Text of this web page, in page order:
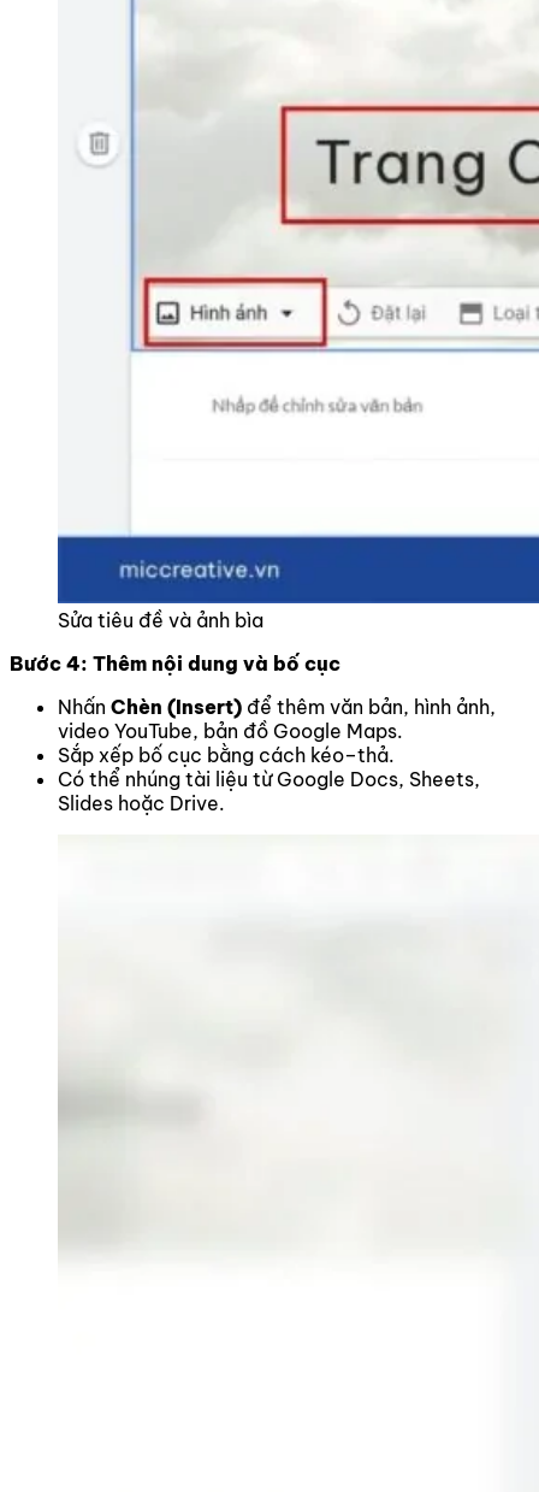
Sửa tiêu đề và ảnh bìa
Bước 4: Thêm nội dung và bố cục
Nhấn Chèn (Insert) để thêm văn bản, hình ảnh,
video YouTube, bản đồ Google Maps.
Sắp xếp bố cục bằng cách kéo–thả.
Có thể nhúng tài liệu từ Google Docs, Sheets,
Slides hoặc Drive.